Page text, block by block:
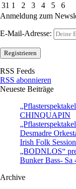
31 1 2 3 4 5
6
Anmeldung zum
E-Mail-Adresse:
RSS Feeds
RSS abonnieren
Neueste Beiträge
CHINQUAPIN
Desmadre
Irish Folk
„BODNLOS“
Bunker Bass-
Archive